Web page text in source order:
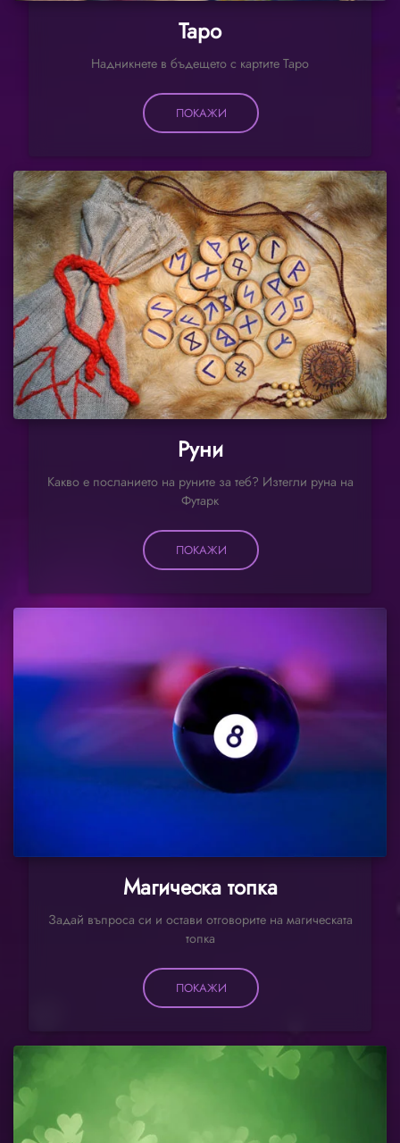
Таро
Надникнете в бъдещето с картите Таро
ПОКАЖИ
Руни
Какво е посланието на руните за теб? Изтегли руна на
Футарк
ПОКАЖИ
Магическа топка
Задай въпроса си и остави отговорите на магическата
топка
ПОКАЖИ